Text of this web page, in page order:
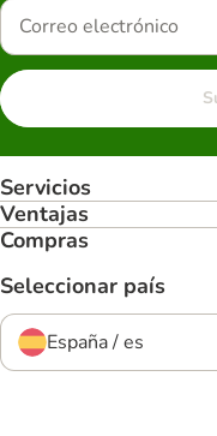
Servicios
Ventajas
Compras
Seleccionar país
España / es